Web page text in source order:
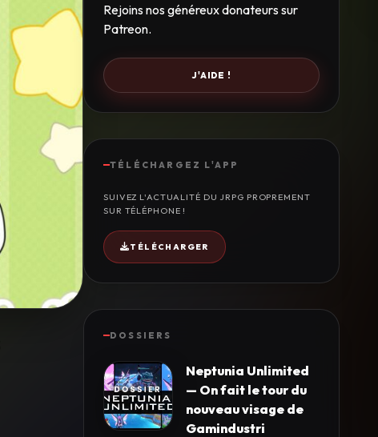
Rejoins nos généreux donateurs sur
Patreon.
J'AIDE !
TÉLÉCHARGEZ L'APP
SUIVEZ L'ACTUALITÉ DU JRPG PROPREMENT
SUR TÉLÉPHONE !
TÉLÉCHARGER
DOSSIERS
Neptunia Unlimited
— On fait le tour du
nouveau visage de
Gamindustri